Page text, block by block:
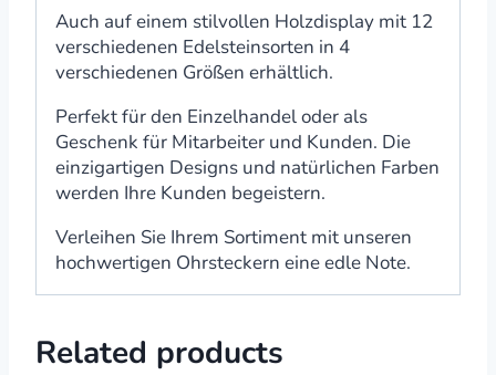
Auch auf einem stilvollen Holzdisplay mit 12
verschiedenen Edelsteinsorten in 4
verschiedenen Größen erhältlich.
Perfekt für den Einzelhandel oder als
Geschenk für Mitarbeiter und Kunden. Die
einzigartigen Designs und natürlichen Farben
werden Ihre Kunden begeistern.
Verleihen Sie Ihrem Sortiment mit unseren
hochwertigen Ohrsteckern eine edle Note.
Related products